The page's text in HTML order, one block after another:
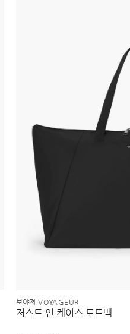
보야져 VOYAGEUR
저스트 인 케이스 토트백